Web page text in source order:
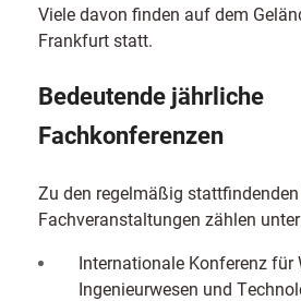
Viele davon finden auf dem
Frankfurt statt.
Bedeutende jährliche
Fachkonferenzen
Zu den regelmäßig
Fachveranstaltungen zählen
Internationale Konferenz für
Ingenieurwesen und